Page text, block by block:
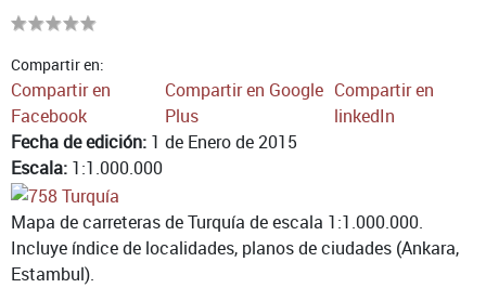
Compartir en:
Compartir en
Facebook
Compartir en Google
Plus
Compartir en
linkedIn
Fecha de edición: 1 de Enero de 2015
Escala: 1:1.000.000
Mapa de carreteras de Turquía de escala 1:1.000.000.
Incluye índice de localidades, planos de ciudades (Ankara,
Estambul).